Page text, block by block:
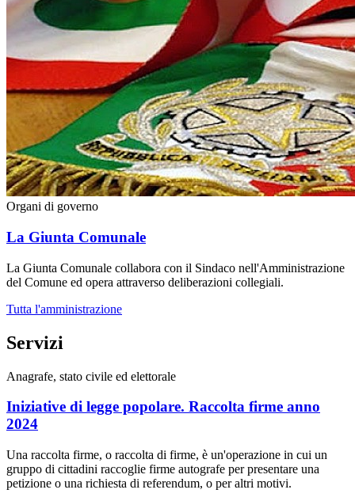
Organi di governo
La Giunta Comunale
La Giunta Comunale collabora con il Sindaco nell'Amministrazione
del Comune ed opera attraverso deliberazioni collegiali.
Tutta l'amministrazione
Servizi
Anagrafe, stato civile ed elettorale
Iniziative di legge popolare. Raccolta firme anno
2024
Una raccolta firme, o raccolta di firme, è un'operazione in cui un
gruppo di cittadini raccoglie firme autografe per presentare una
petizione o una richiesta di referendum, o per altri motivi.